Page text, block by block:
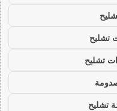
تشليح
تشليح
تشليح